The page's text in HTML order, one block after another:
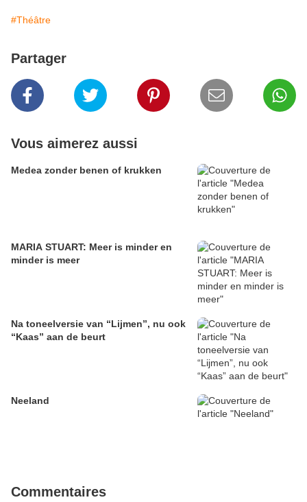
#Théâtre
Partager
Vous aimerez aussi
Medea zonder benen of krukken
MARIA STUART: Meer is minder en
minder is meer
Na toneelversie van “Lijmen”, nu ook
“Kaas” aan de beurt
Neeland
Commentaires